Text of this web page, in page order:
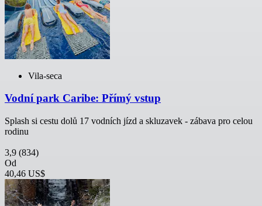
Vila-seca
Vodní park Caribe: Přímý vstup
Splash si cestu dolů 17 vodních jízd a skluzavek - zábava pro celou
rodinu
3,9 (834)
Od
40,46 US$